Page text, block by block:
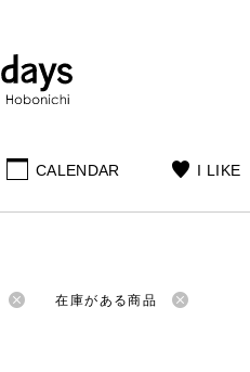
CALENDAR I LIKE
在庫がある商品